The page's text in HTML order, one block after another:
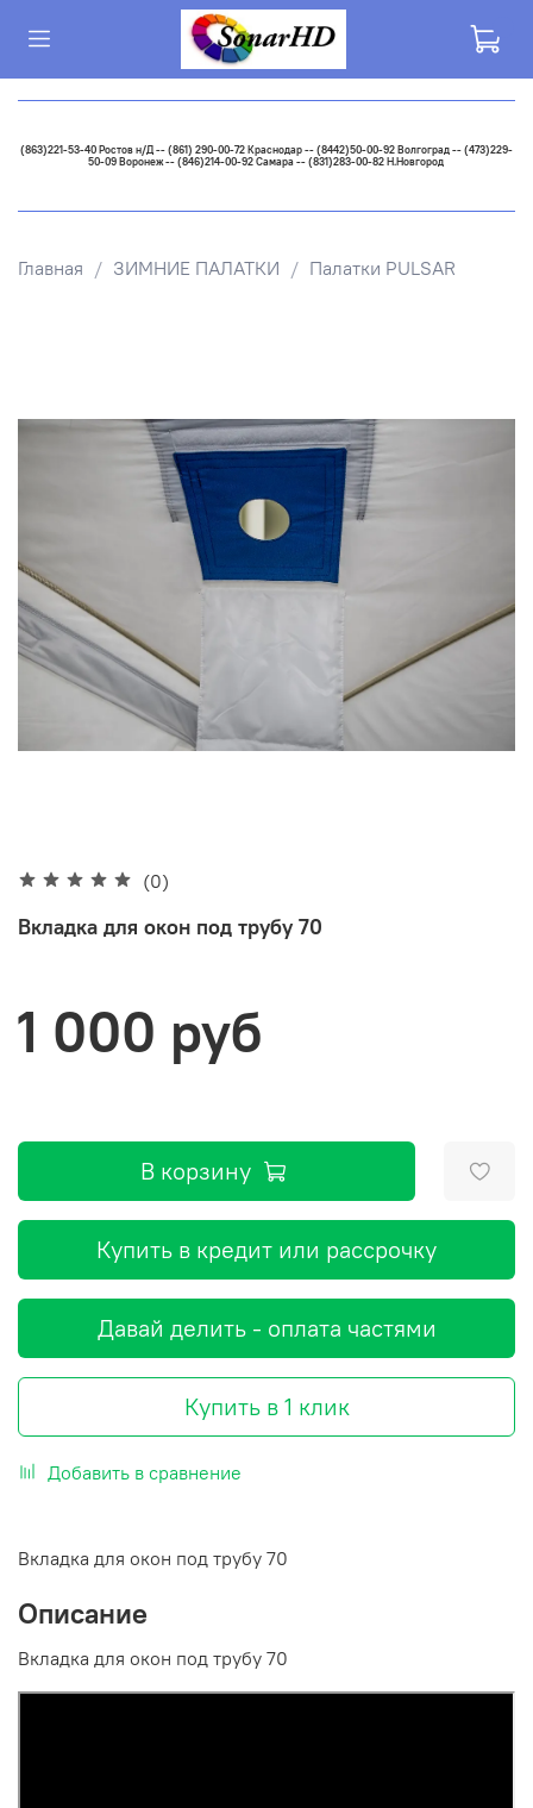
(863)221-53-40 Ростов н/Д -- (861) 290-00-72 Краснодар -- (8442)50-00-92 Волгоград -- (473)229-
50-09 Воронеж -- (846)214-00-92 Самара -- (831)283-00-82 Н.Новгород
Главная ЗИМНИЕ ПАЛАТКИ Палатки PULSAR
(0)
Вкладка для окон под трубу 70
1 000 руб
В корзину
Купить в кредит или рассрочку
Давай делить - оплата частями
Купить в 1 клик
Добавить в сравнение
Вкладка для окон под трубу 70
Описание
Вкладка для окон под трубу 70